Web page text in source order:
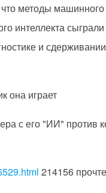
методы
интеллекта
и сдерживании
она играет
с его "ИИ" против
214156